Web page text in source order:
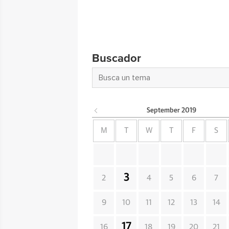
Buscador
September 2019
M W F S
2 3 4 5 6 7
9 10 11 12 13 14
16 17 18 19 20 21